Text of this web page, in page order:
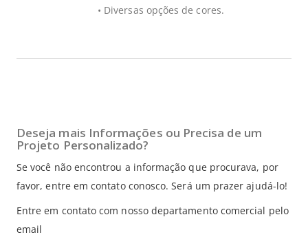
• Diversas opções de cores.
Deseja mais Informações ou Precisa de um
Projeto Personalizado?
Se você não encontrou a informação que procurava, por
favor, entre em contato conosco. Será um prazer ajudá-lo!
Entre em contato com nosso departamento comercial pelo
email